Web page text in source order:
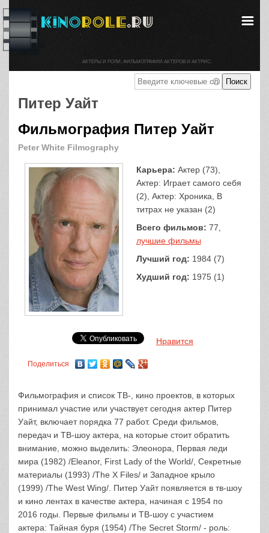
Питер Уайт
Фильмография Питер Уайт
Peter White Filmography
Карьера: Актер (73),
Актер: Играет самого себя
(2), Актер: Хроника, В
титрах не указан (2)
Всего фильмов: 77,
лучшие фильмы
Лучший год: 1984 (7)
Худший год: 1975 (1)
Нравится
Поделиться
Фильмография и список ТВ-, кино проектов, в которых
принимал участие или участвует сегодня актер Питер
Уайт, включает порядка 77 работ. Среди фильмов,
передач и ТВ-шоу актера, на которые стоит обратить
внимание, можно выделить: Элеонора, Первая леди
мира (1982) /Eleanor, First Lady of the World/, Секретные
материалы (1993) /The X Files/ и Западное крыло
(1999) /The West Wing/. Питер Уайт появляется в тв-шоу
и кино лентах в качестве актера, начиная с 1954 по
2016 годы. Первые фильмы и ТВ-шоу с участием
актера: Тайная буря (1954) /The Secret Storm/ - роль:
АКТЕРЫ И РОЛИ. ФИЛЬМОГРАФИИ АКТЕРОВ И АКТРИС.